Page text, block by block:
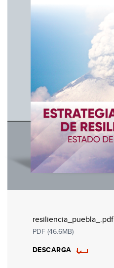
resiliencia_puebla_.pdf
PDF (46.6MB)
DESCARGA